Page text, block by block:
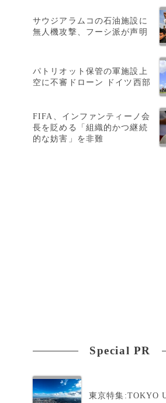
サウジアラムコの石油施設に
無人機攻撃、フーシ派が声明
パトリオット保管の軍施設上
空に不審ドローン ドイツ西部
FIFA、インファンティーノ会
長を貶める「組織的かつ継続
的な妨害」を非難
Special PR
東京特集:TOKYO